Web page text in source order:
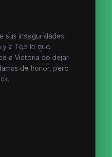
sus inseguridades,
y a Ted lo que
a Victoria de dejar
de honor, pero